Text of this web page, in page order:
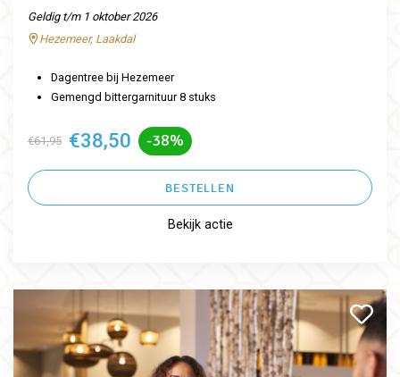
Geldig t/m 1 oktober 2026
Hezemeer, Laakdal
Dagentree bij Hezemeer
Gemengd bittergarnituur 8 stuks
€61,95 €38,50 -38%
BESTELLEN
Bekijk actie